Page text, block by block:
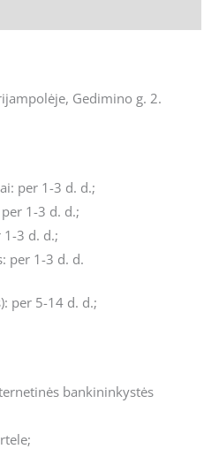
Gedimino g. 2.
per 1-3 d. d.;
1-3 d. d.;
1-3 d. d.;
per 1-3 d. d.
per 5-14 d. d.;
bankininkystės